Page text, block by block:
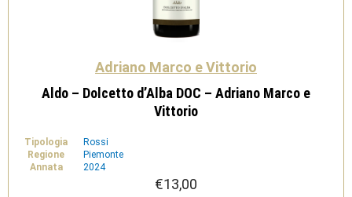
Adriano Marco e Vittorio
Aldo – Dolcetto d’Alba DOC – Adriano Marco e
Vittorio
Tipologia
Rossi
Regione
Piemonte
Annata
2024
€13,00